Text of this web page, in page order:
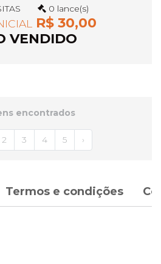
0 lance(s)
R$ 30,00
VENDIDO
encontrados
2 3 4 5 ›
Termos e condições